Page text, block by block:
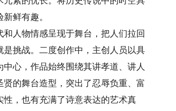
鲜有趣。
人物情感呈现于舞台，把人们拉回
挑战。二度创作中，主创人员以具
心，作品始终围绕其讲孝道、讲人
的舞台造型，突出了忍辱负重、富
，也有充满了诗意表达的艺术真